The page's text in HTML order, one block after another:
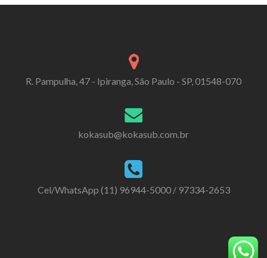
R. Pampulha, 47 - Ipiranga, São Paulo - SP, 01548-070
kokasub@kokasub.com.br
Cel/WhatsApp (11) 96944-5000 / 97334-2653